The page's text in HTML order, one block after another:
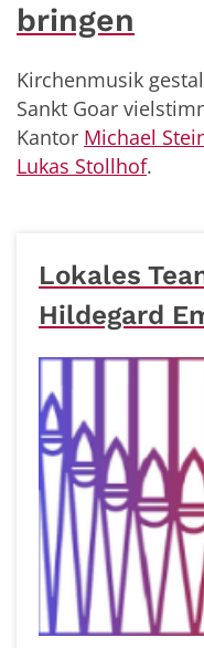
bringen
Kirchenmusik
Sankt Goar
Kantor Michael
Lukas Stollhof.
Lokales
Hildegard